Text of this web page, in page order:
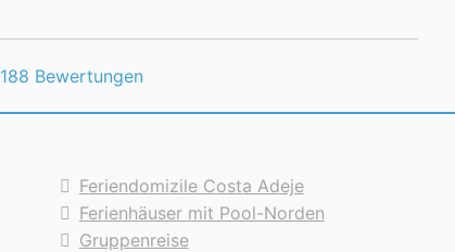
188 Bewertungen
Feriendomizile Costa Adeje
Ferienhäuser mit Pool-Norden
Gruppenreise